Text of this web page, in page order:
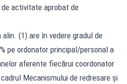
activitate aprobat de
(1) are în vedere gradul de
pe ordonator principal/personal a
aferente fiecărui coordonator
Mecanismului de redresare și